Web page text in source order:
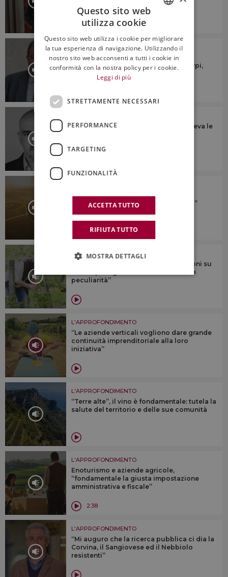
L'APPROFONDIMENTO
“Ridurre la produzione? No a
generalizzazioni su taglio rese o estirpi,
ogni territorio è diverso”
“Ascoltava tutti, parlava a tutti, e vedeva le
Il valore di essere B-Corp e delle
certificazioni di sostenibilità: il “caso”
L'APPROFONDIMENTO
Vino & finanza, il futuro “sono soluzioni su
misura per ogni azienda che ha le sue
peculiarità”
L'APPROFONDIMENTO
“Le aziende verticali vogliono dare grande
continuità imprenditoriale alla loro
iniziativa”
L'APPROFONDIMENTO
“Terre alte”, il vino è fondamentale: tutela la
salute del territorio e delle sue comunità
L'APPROFONDIMENTO
Enoturismo e aziende agricole,
“fondamentale la giusta impostazione
amministrativa e fiscale”
2:38
L'APPROFONDIMENTO
“Mi auguro che la ricerca pubblica ci dia la
Corvina, il Sangiovese ed il Nebbiolo
resistenti”
ENGLISH
Questo sito web
utilizza cookie
Questo sito web utilizza i cookie per migliorare
la tua esperienza di navigazione. Utilizzando il
nostro sito web acconsenti a tutti i cookie in
conformità con la nostra policy per i cookie.
Leggi di più
STRETTAMENTE NECESSARI
PERFORMANCE
TARGETING
FUNZIONALITÀ
ACCETTA TUTTO
RIFIUTA TUTTO
MOSTRA DETTAGLI